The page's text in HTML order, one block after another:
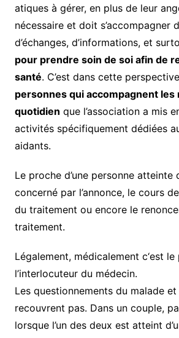
atiques à gérer, en plus de leur
nécessaire et doit s’accompagner
d’échanges, d’informations, et
pour prendre soin de soi afin de
santé. C’est dans cette
personnes qui accompagnent les
quotidien que l’association a mis
activités spécifiquement dédiées
aidants.
Le proche d’une personne atteinte
concerné par l’annonce, le cours
du traitement ou encore le
traitement.
Légalement, médicalement c‘est le
l’interlocuteur du médecin.
Les questionnements du malade
recouvrent pas. Dans un couple,
lorsque l’un des deux est atteint